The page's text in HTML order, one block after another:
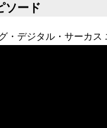
ソード
・デジタル・サーカス